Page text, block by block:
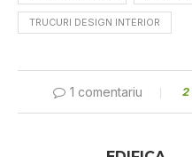
TRUCURI DESIGN INTERIOR
1 comentariu 2